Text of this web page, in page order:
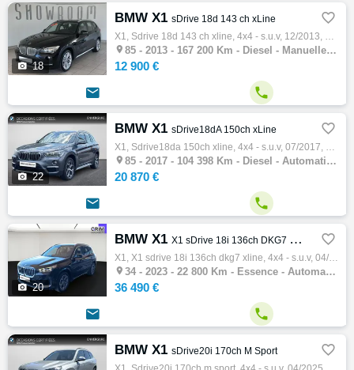
 18
BMW X1 sDrive 18d 143 ch xLine 
X1, Sdrive 18d 143 ch xline, 4x4 - s.u.v, 12/2013, 143ch, 8cv, 167200 km, 5 portes, 5 places, Clim. auto, Diesel, Boite de vitesse manuelle…
 85 - 2013 - 167 200 Km - Diesel - Manuelle - 4x4 - S.U.V
12 900 €
 
 22
BMW X1 sDrive18dA 150ch xLine 
X1, Sdrive18da 150ch xline, 4x4 - s.u.v, 07/2017, 150ch, 8cv, 104398 km, 5 portes, 5 places, Clim. auto, Diesel, Boite de vitesse automatiq…
 85 - 2017 - 104 398 Km - Diesel - Automatique - 4x4 - S.U.V
20 870 €
 
 20
BMW X1 X1 sDrive 18i 136ch DKG7 xLine 
X1, X1 sdrive 18i 136ch dkg7 xline, 4x4 - s.u.v, 04/2023, 136ch, 7cv, 22800 km, 5 portes, 5 places, Clim. auto, Essence, Boite de vitesse a…
 34 - 2023 - 22 800 Km - Essence - Automatique - 4x4 - S.U.V
36 490 €
 
BMW X1 sDrive20i 170ch M Sport 